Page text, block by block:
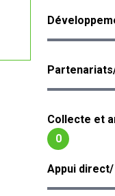
Collecte et
0
Appui